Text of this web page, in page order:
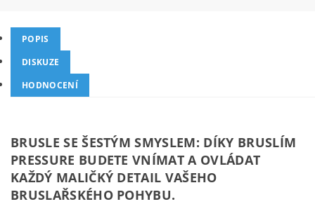
POPIS
DISKUZE
HODNOCENÍ
BRUSLE SE ŠESTÝM SMYSLEM: DÍKY BRUSLÍM
PRESSURE BUDETE VNÍMAT A OVLÁDAT
KAŽDÝ MALIČKÝ DETAIL VAŠEHO
BRUSLAŘSKÉHO POHYBU.